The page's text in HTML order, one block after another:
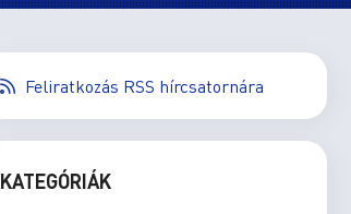
Feliratkozás RSS hírcsatornára
KATEGÓRIÁK